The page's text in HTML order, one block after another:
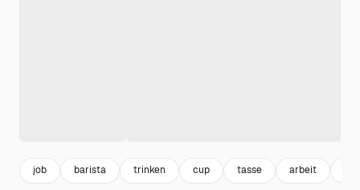
job barista trinken cup tasse arbeit